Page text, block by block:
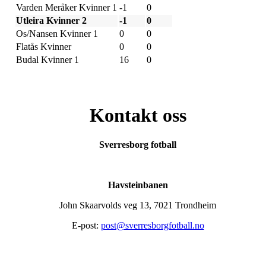
Varden Meråker Kvinner 1 -1
0
Utleira Kvinner 2
-1
0
Os/Nansen Kvinner 1
0
0
Flatås Kvinner
0
0
Budal Kvinner 1
16 0
Kontakt oss
Sverresborg fotball
Havsteinbanen
John Skaarvolds veg 13, 7021 Trondheim
E-post: post@sverresborgfotball.no